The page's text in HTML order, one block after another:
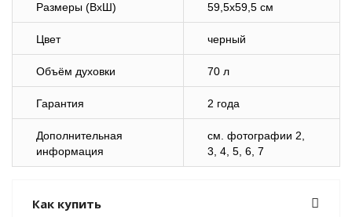
Размеры (ВхШ) 59,5х59,5 см
Цвет черный
Объём духовки 70 л
Гарантия 2 года
Дополнительная
информация
cм. фотографии 2,
3, 4, 5, 6, 7
Как купить